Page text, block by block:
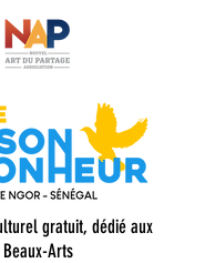
gratuit, dédié aux
Beaux-Arts